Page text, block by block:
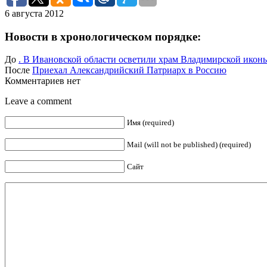
6 августа 2012
Новости в хронологическом порядке:
До . В Ивановской области осветили храм Владимирской
После Приехал Александрийский Патриарх в Россию
Комментариев нет
Leave a comment
Имя (required)
Mail (will not be published) (required)
Сайт